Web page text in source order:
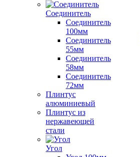
Соединитель
Соединитель
100мм
Соединитель
55мм
Соединитель
58мм
Соединитель
72мм
Плинтус
алюминиевый
Плинтус из
нержавеющей
стали
Угол